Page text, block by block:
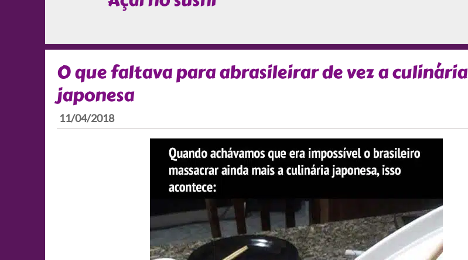
O que faltava para abrasileirar de vez a culinária
japonesa
11/04/2018